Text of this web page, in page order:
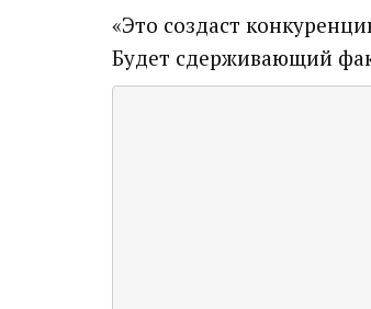
«Это создаст
Будет сдерживающий